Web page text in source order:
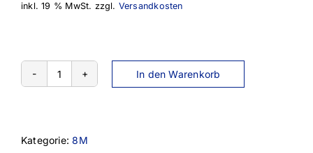
inkl. 19 % MwSt. zzgl. Versandkosten
1520-
In den Warenkorb
Kategorie:8M